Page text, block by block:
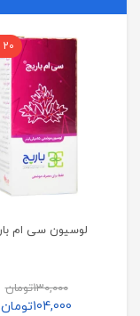
20 % تخفیف
لوسیون سی ام
130,000تومان
104,000تومان